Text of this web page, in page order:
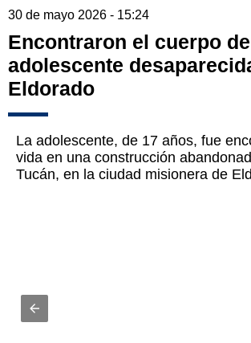
30 de mayo 2026 - 15:24
Encontraron el cuerpo
adolescente
Eldorado
La adolescente, de 17 años, fue
vida en una construcción
Tucán, en la ciudad misionera de